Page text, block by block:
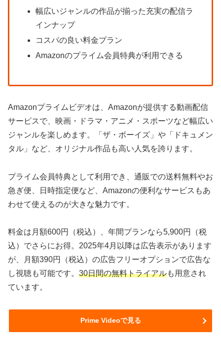
幅広いジャンルの作品が揃った充実の配信ラ
インナップ
コスパの良い料金プラン
Amazonのプライム会員特典が利用できる
Amazonプライムビデオは、Amazonが提供する動画配信
サービスで、映画・ドラマ・アニメ・スポーツなど幅広い
ジャンルを楽しめます。「ザ・ボーイズ」や「ドキュメン
タル」など、オリジナル作品も高い人気を誇ります。
プライム会員特典として利用でき、通販での送料無料やお
急ぎ便、日時指定便など、Amazonの便利なサービスもあ
わせて使えるのが大きな魅力です。
料金は月額600円（税込）、年間プランなら5,900円（税
込）でさらにお得。2025年4月以降は広告表示があります
が、月額390円（税込）の広告フリーオプションで広告な
し視聴も可能です。 30日間の無料トライアルも用意され
ています。
Prime Videoで見る